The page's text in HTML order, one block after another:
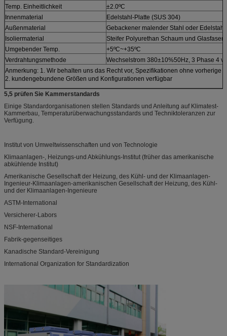
Temp. Einheitlichkeit
±2.0ºC
Innenmaterial
Edelstahl-Platte (SUS 304)
Außenmaterial
Gebackener malender Stahl oder Edelstahl
Isoliermaterial
Steifer Polyurethan Schaum und
Umgebender Temp.
+5ºC~+35ºC
Verdrahtungsmethode
Wechselstrom 380±10%50Hz, 3 Phase 4
Anmerkung: 1. Wir behalten uns das Recht vor, Spezifikationen ohne vorherige
2. kundengebundene Größen und Konfigurationen verfügbar
5,5 prüfen Sie Kammerstandards
Einige Standardorganisationen stellen Standards und Anleitung auf Klimatest-
Kammerbau, Temperaturüberwachungsstandards und Techniktoleranzen zur
Verfügung.
Institut von Umweltwissenschaften und von Technologie
Klimaanlagen-, Heizungs-und Abkühlungs-Institut (früher das amerikanische
abkühlende Institut)
Amerikanische Gesellschaft der Heizung, des Kühl- und der Klimaanlagen-
Ingenieur-Klimaanlagen-amerikanischen Gesellschaft der Heizung, des Kühl-
und der Klimaanlagen-Ingenieure
ASTM-International
Versicherer-Labors
NSF-International
Fabrik-gegenseitiges
Kanadische Standard-Vereinigung
International Organization for Standardization